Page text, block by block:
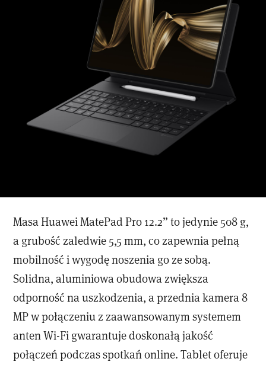
Masa Huawei MatePad Pro 12.2” to jedynie 508 g,
a grubość zaledwie 5,5 mm, co zapewnia pełną
mobilność i wygodę noszenia go ze sobą.
Solidna, aluminiowa obudowa zwiększa
odporność na uszkodzenia, a przednia kamera 8
MP w połączeniu z zaawansowanym systemem
anten Wi-Fi gwarantuje doskonałą jakość
połączeń podczas spotkań online. Tablet oferuje